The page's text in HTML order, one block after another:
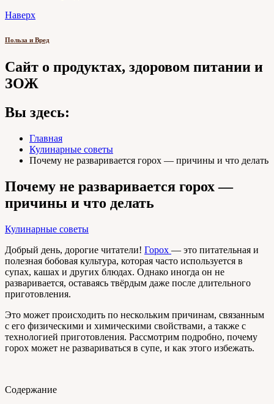
Наверх
Польза и Вред
Сайт о продуктах, здоровом питании и
ЗОЖ
Вы здесь:
Главная
Кулинарные советы
Почему не разваривается горох — причины и что делать
Почему не разваривается горох —
причины и что делать
Кулинарные советы
Добрый день, дорогие читатели! Горох — это питательная и
полезная бобовая культура, которая часто используется в
супах, кашах и других блюдах. Однако иногда он не
разваривается, оставаясь твёрдым даже после длительного
приготовления.
Это может происходить по нескольким причинам, связанным
с его физическими и химическими свойствами, а также с
технологией приготовления. Рассмотрим подробно, почему
горох может не развариваться в супе, и как этого избежать.
Содержание